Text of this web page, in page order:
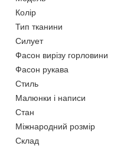
Колір
Тип тканини
Силует
Фасон вирізу горловини
Фасон рукава
Стиль
Малюнки і написи
Стан
Міжнародний розмір
Склад